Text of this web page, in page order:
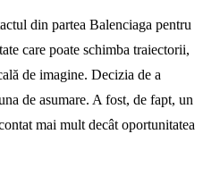
din partea Balenciaga pentru
care poate schimba traiectorii,
de imagine. Decizia de a
de asumare. A fost, de fapt, un
mai mult decât oportunitatea